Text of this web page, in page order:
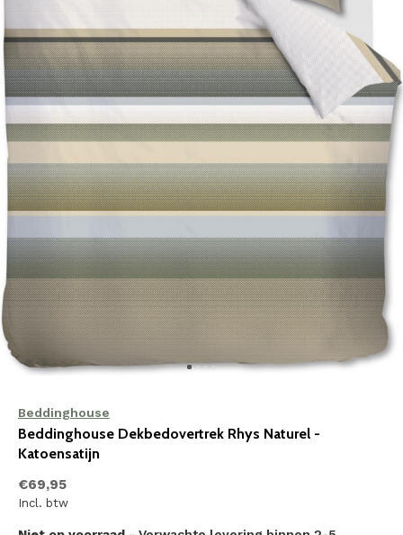
Beddinghouse
Beddinghouse Dekbedovertrek Rhys Naturel -
Katoensatijn
€69,95
Incl. btw